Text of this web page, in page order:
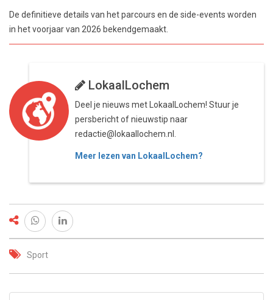
De definitieve details van het parcours en de side-events worden
in het voorjaar van 2026 bekendgemaakt.
LokaalLochem
Deel je nieuws met LokaalLochem! Stuur je
persbericht of nieuwstip naar
redactie@lokaallochem.nl.
Meer lezen van LokaalLochem?
Sport